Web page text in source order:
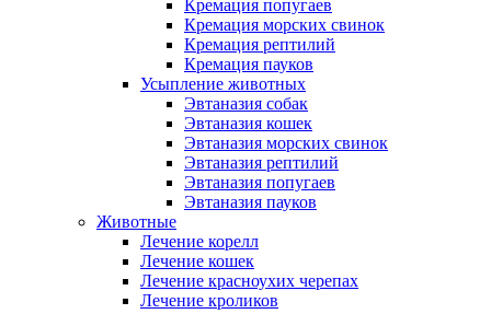
Кремация попугаев
Кремация морских свинок
Кремация рептилий
Кремация пауков
Усыпление животных
Эвтаназия собак
Эвтаназия кошек
Эвтаназия морских свинок
Эвтаназия рептилий
Эвтаназия попугаев
Эвтаназия пауков
Животные
Лечение корелл
Лечение кошек
Лечение красноухих черепах
Лечение кроликов